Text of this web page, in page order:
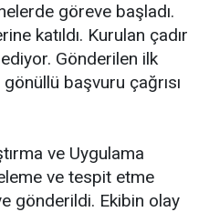
göreve başladı.
katıldı. Kurulan çadır
Gönderilen ilk
başvuru çağrısı
ve Uygulama
ve tespit etme
gönderildi. Ekibin olay